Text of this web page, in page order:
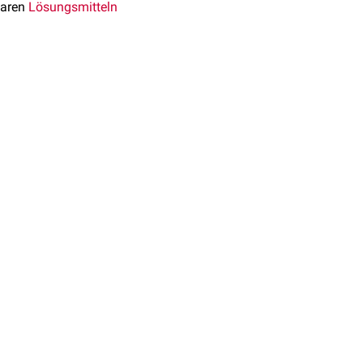
Lösungsmitteln